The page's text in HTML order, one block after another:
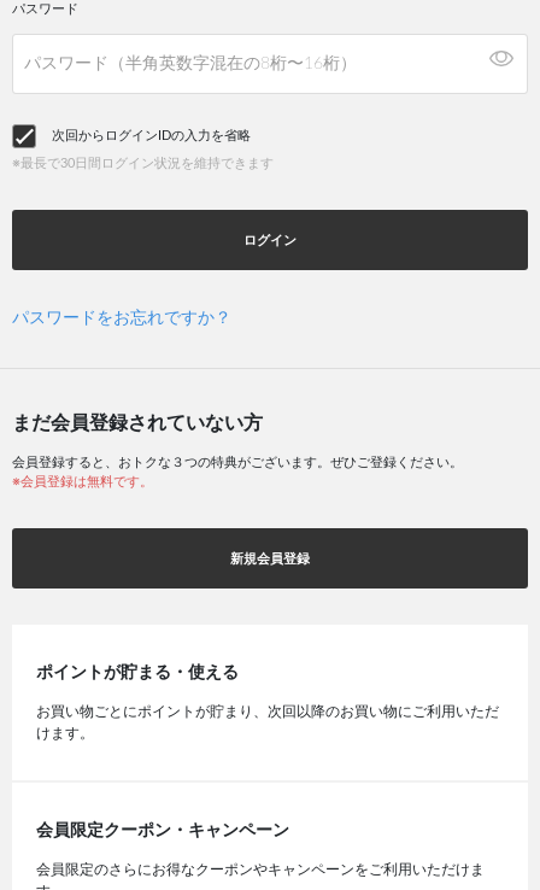
パスワード
次回からログインIDの入力を省略
※最長で30日間ログイン状況を維持できます
ログイン
パスワードをお忘れですか？
まだ会員登録されていない方
会員登録すると、おトクな３つの特典がございます。ぜひご登録ください。
※会員登録は無料です。
新規会員登録
ポイントが貯まる・使える
お買い物ごとにポイントが貯まり、次回以降のお買い物にご利用いただ
けます。
会員限定クーポン・キャンペーン
会員限定のさらにお得なクーポンやキャンペーンをご利用いただけま